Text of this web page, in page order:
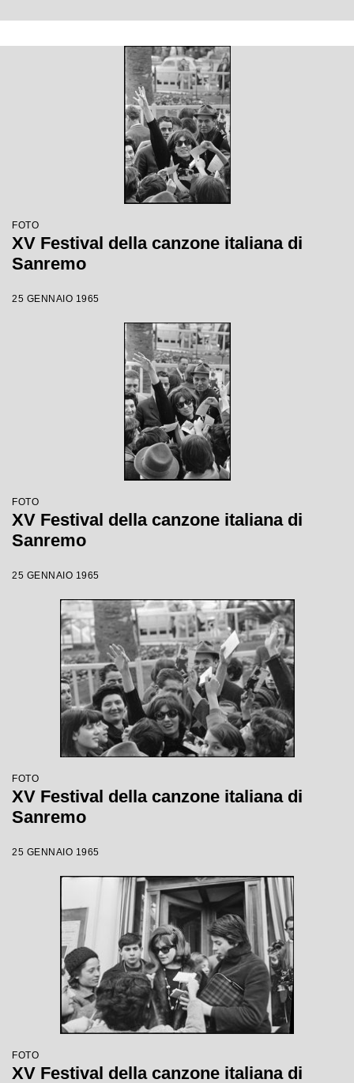
FOTO
XV Festival della canzone italiana di
Sanremo
25 GENNAIO 1965
FOTO
XV Festival della canzone italiana di
Sanremo
25 GENNAIO 1965
FOTO
XV Festival della canzone italiana di
Sanremo
25 GENNAIO 1965
FOTO
XV Festival della canzone italiana di